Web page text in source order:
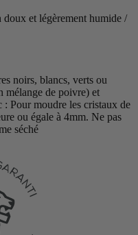
et légèrement humide /
noirs, blancs, verts ou
mélange de poivre) et
: Pour moudre les cristaux de
ou égale à 4mm. Ne pas
séché